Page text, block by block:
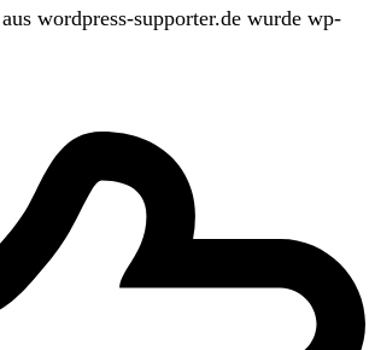
aus wordpress-supporter.de wurde wp-